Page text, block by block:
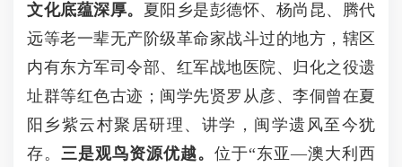
文化底蕴深厚。 夏阳乡是彭德怀、杨尚昆、腾代
远等老一辈无产阶级革命家战斗过的地方，辖区
内有东方军司令部、红军战地医院、归化之役遗
址群等红色古迹；闽学先贤罗从彦、李侗曾在夏
阳乡紫云村聚居研理、讲学，闽学遗风至今犹
存。 三是观鸟资源优越。 位于“东亚—澳大利西